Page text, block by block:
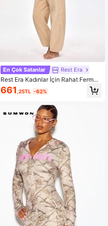
En Çok Satanlar Rest Era
Rest Era Kadınlar İçin Rahat Fermua
rlı Düşük Omuzlu Üst ve Pantolon E
v Giyim Takımı, Sonbahar/Kış
661 ,25TL -62%